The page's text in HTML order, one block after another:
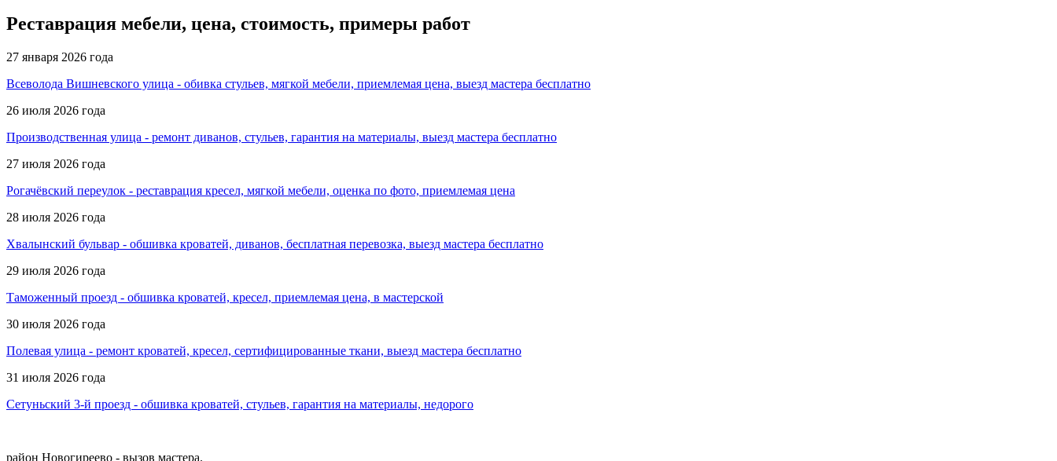
Реставрация мебели, цена, стоимость, примеры работ
27 января 2026 года
Всеволода Вишневского улица - обивка стульев, мягкой мебели, приемлемая цена, выезд мастера бесплатно
26 июля 2026 года
Производственная улица - ремонт диванов, стульев, гарантия на материалы, выезд мастера бесплатно
27 июля 2026 года
Рогачёвский переулок - реставрация кресел, мягкой мебели, оценка по фото, приемлемая цена
28 июля 2026 года
Хвалынский бульвар - обшивка кроватей, диванов, бесплатная перевозка, выезд мастера бесплатно
29 июля 2026 года
Таможенный проезд - обшивка кроватей, кресел, приемлемая цена, в мастерской
30 июля 2026 года
Полевая улица - ремонт кроватей, кресел, сертифицированные ткани, выезд мастера бесплатно
31 июля 2026 года
Сетуньский 3-й проезд - обшивка кроватей, стульев, гарантия на материалы, недорого
район Новогиреево - вызов мастера.